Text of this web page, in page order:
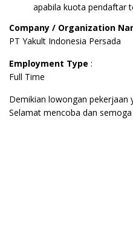
apabila kuota pendaftar
Company / Organization
PT Yakult Indonesia Persada
Employment Type :
Full Time
Demikian lowongan pekerjaan
Selamat mencoba dan semoga